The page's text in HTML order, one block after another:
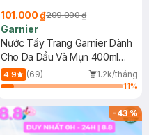
101.000 ₫209.000 ₫
Garnier
Nước Tẩy Trang Garnier Dành
Cho Da Dầu Và Mụn 400ml
(Mới)
4.9 (69)
1.2k/tháng
11%
-43%